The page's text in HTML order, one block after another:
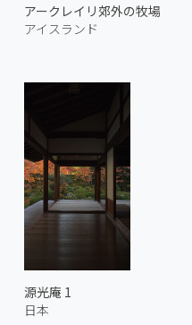
アークレイリ郊外の牧場
アイスランド
源光庵 1
日本